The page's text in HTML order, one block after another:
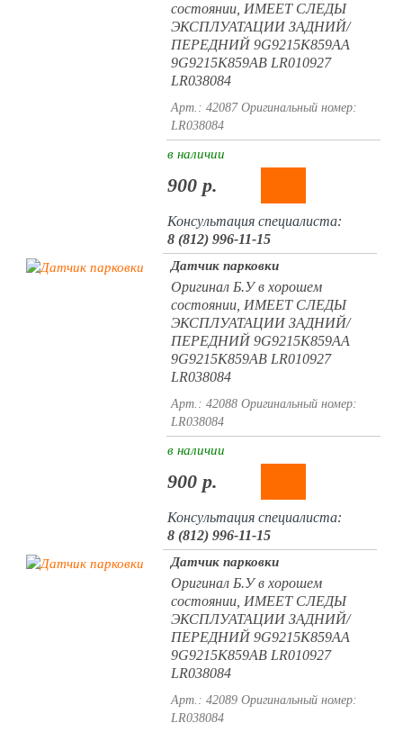
состоянии, ИМЕЕТ СЛЕДЫ
ЭКСПЛУАТАЦИИ ЗАДНИЙ/
ПЕРЕДНИЙ 9G9215K859AA
9G9215K859AB LR010927
LR038084
Арт.: 42087 Оригинальный номер:
LR038084
в наличии
900 р.
Консультация специалиста:
8 (812) 996-11-15
Датчик парковки
Оригинал Б.У в хорошем
состоянии, ИМЕЕТ СЛЕДЫ
ЭКСПЛУАТАЦИИ ЗАДНИЙ/
ПЕРЕДНИЙ 9G9215K859AA
9G9215K859AB LR010927
LR038084
Арт.: 42088 Оригинальный номер:
LR038084
в наличии
900 р.
Консультация специалиста:
8 (812) 996-11-15
Датчик парковки
Оригинал Б.У в хорошем
состоянии, ИМЕЕТ СЛЕДЫ
ЭКСПЛУАТАЦИИ ЗАДНИЙ/
ПЕРЕДНИЙ 9G9215K859AA
9G9215K859AB LR010927
LR038084
Арт.: 42089 Оригинальный номер:
LR038084